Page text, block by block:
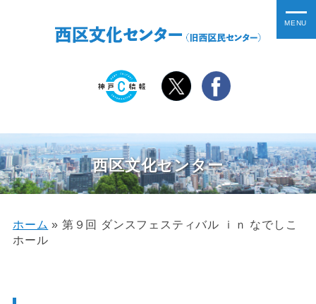
西区文化センター
ホーム » 第９回 ダンスフェスティバル ｉｎ なでしこ
ホール